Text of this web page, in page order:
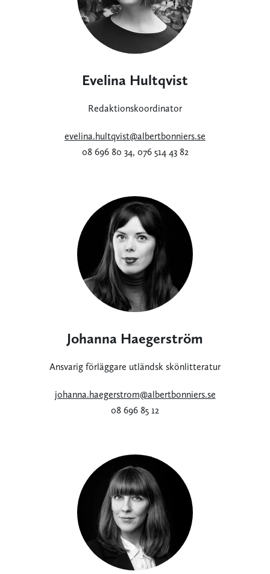
Evelina Hultqvist
Redaktionskoordinator
evelina.hultqvist@albertbonniers.se
08 696 80 34, 076 514 43 82
Johanna Haegerström
Ansvarig förläggare utländsk skönlitteratur
johanna.haegerstrom@albertbonniers.se
08 696 85 12